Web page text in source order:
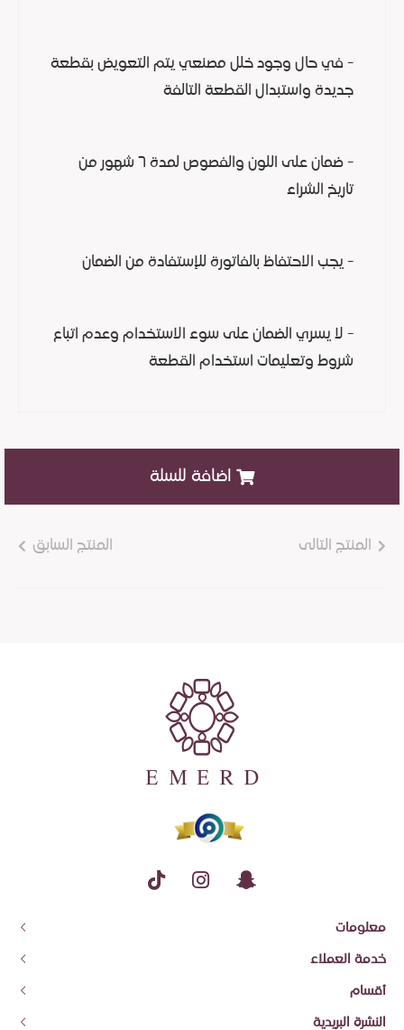
- في حال وجود خلل مصنعي يتم التعويض بقطعة
جديدة واستبدال القطعة التالفة
- ضمان على اللون والفصوص لمدة ٦ شهور من
تاريخ الشراء
- يجب الاحتفاظ بالفاتورة للإستفادة من الضمان
- لا يسري الضمان على سوء الاستخدام وعدم اتباع
شروط وتعليمات استخدام القطعة
اضافة للسلة
المنتج التالى المنتج السابق
معلومات
شروط الاستخدام والضمان
خدمة العملاء
تتبع الطلب
أقسام
النشرة البريدية